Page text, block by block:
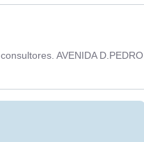
AVENIDA D.PEDRO